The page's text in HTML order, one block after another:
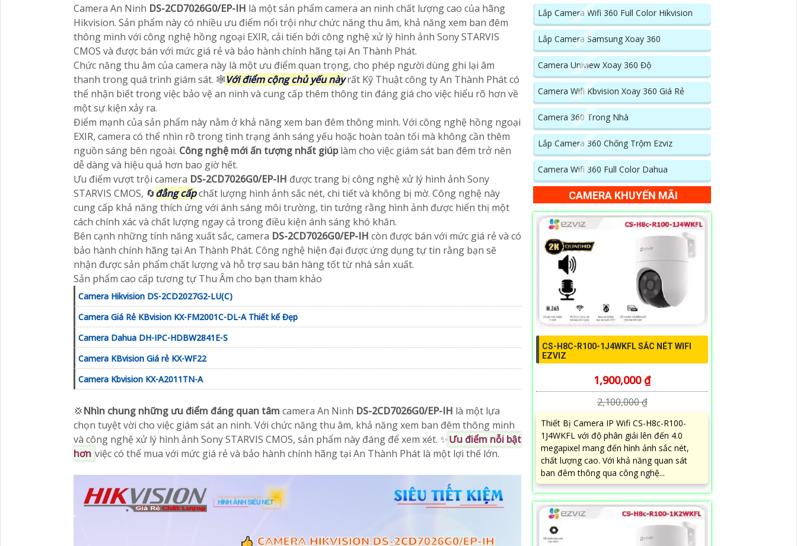
Camera An Ninh DS-2CD7026G0/EP-IH là một sản phẩm camera an ninh chất lượng cao của hãng
Hikvision. Sản phẩm này có nhiều ưu điểm nổi trội như chức năng thu âm, khả năng xem ban đêm
thông minh với công nghệ hồng ngoại EXIR, cải tiến bởi công nghệ xử lý hình ảnh Sony STARVIS
CMOS và được bán với mức giá rẻ và bảo hành chính hãng tại An Thành Phát.
Chức năng thu âm của camera này là một ưu điểm quan trọng, cho phép người dùng ghi lại âm
thanh trong quá trình giám sát. 🕸️Với điểm cộng chủ yếu nàyrất Kỹ Thuật công ty An Thành Phát có
thể nhận biết trong việc bảo vệ an ninh và cung cấp thêm thông tin đáng giá cho việc hiểu rõ hơn về
một sự kiện xảy ra.
Điểm mạnh của sản phẩm này nằm ở khả năng xem ban đêm thông minh. Với công nghệ hồng ngoại
EXIR, camera có thể nhìn rõ trong tình trạng ánh sáng yếu hoặc hoàn toàn tối mà không cần thêm
nguồn sáng bên ngoài. Công nghệ mới ấn tượng nhất giúplàm cho việc giám sát ban đêm trở nên
dễ dàng và hiệu quả hơn bao giờ hết.
Ưu điểm vượt trội camera DS-2CD7026G0/EP-IH được trang bị công nghệ xử lý hình ảnh Sony
STARVIS CMOS, 🔄đẳng cấpchất lượng hình ảnh sắc nét, chi tiết và không bị mờ. Công nghệ này
cung cấp khả năng thích ứng với ánh sáng môi trường, tin tưởng rằng hình ảnh được hiển thị một
cách chính xác và chất lượng ngay cả trong điều kiện ánh sáng khó khăn.
Bên cạnh những tính năng xuất sắc, camera DS-2CD7026G0/EP-IH còn được bán với mức giá rẻ và có
bảo hành chính hãng tại An Thành Phát. Công nghệ hiện đại được ứng dụng tự tin rằng bạn sẽ
nhận được sản phẩm chất lượng và hỗ trợ sau bán hàng tốt từ nhà sản xuất.
Sản phẩm cao cấp tương tự Thu Âm cho bạn tham khảo
Camera Hikvision DS-2CD2027G2-LU(C)
Camera Giá Rẻ KBvision KX-FM2001C-DL-A Thiết kế Đẹp
Camera Dahua DH-IPC-HDBW2841E-S
Camera KBvision Giá rẻ KX-WF22
Camera Kbvision KX-A2011TN-A
💢Nhìn chung những ưu điểm đáng quan tâm camera An Ninh DS-2CD7026G0/EP-IH là một lựa
chọn tuyệt vời cho việc giám sát an ninh. Với chức năng thu âm, khả năng xem ban đêm thông minh
và công nghệ xử lý hình ảnh Sony STARVIS CMOS, sản phẩm này đáng để xem xét. ✨Ưu điểm nỗi bật
hơn việc có thể mua với mức giá rẻ và bảo hành chính hãng tại An Thành Phát là một lợi thế lớn.
Lắp Camera Wifi 360 Full Color Hikvision
Lắp Camera Samsung Xoay 360
Camera Uniview Xoay 360 Độ
Camera Wifi Kbvision Xoay 360 Giá Rẻ
Camera 360 Trong Nhà
Lắp Camera 360 Chống Trộm Ezviz
Camera Wifi 360 Full Color Dahua
CAMERA KHUYẾN MÃI
CS-H8C-R100-1J4WKFL SẮC NÉT WIFI
EZVIZ
1,900,000 ₫
2,100,000 ₫
Thiết Bị Camera IP Wifi CS-H8c-R100-
1J4WKFL với độ phân giải lên đến 4.0
megapixel mang đến hình ảnh sắc nét,
chất lượng cao. Với khả năng quan sát
ban đêm thông qua công nghệ...